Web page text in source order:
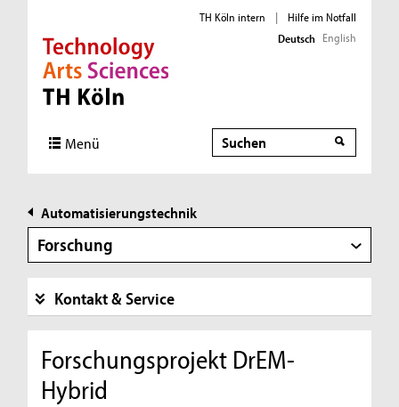
Direkt zur Hauptnavigation
Direkt zur Subnavigation
Direkt zum Inhalt
Direkt zum Fußbereich
TH Köln intern |
Hilfe im Notfall
Deutsch English
Menü Suche
Suche
Automatisierungstechnik
Forschung
Kontakt & Service
Forschungsprojekt DrEM-
Hybrid